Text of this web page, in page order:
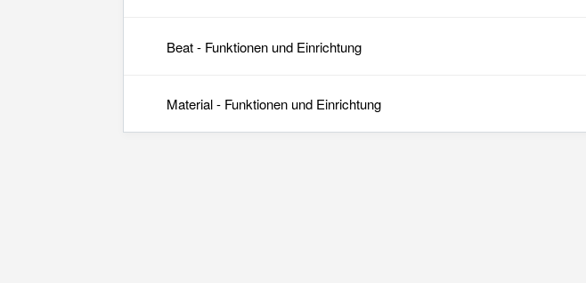
Beat - Funktionen und Einrichtung
Material - Funktionen und Einrichtung